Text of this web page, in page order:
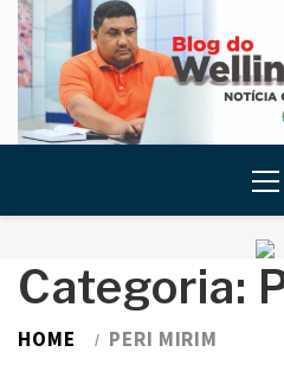
Skip
content
Categoria:
HOME PERI MIRIM